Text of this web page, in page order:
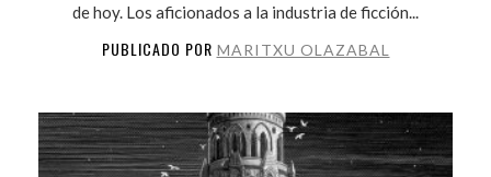
de hoy. Los aficionados a la industria de ficción...
PUBLICADO POR MARITXU OLAZABAL